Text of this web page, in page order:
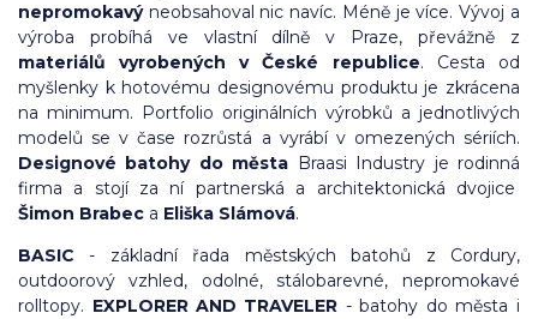
nepromokavý neobsahoval nic navíc. Méně je více. Vývoj a
výroba probíhá ve vlastní dílně v Praze, převážně z
materiálů vyrobených v České republice. Cesta od
myšlenky k hotovému designovému produktu je zkrácena
na minimum. Portfolio originálních výrobků a jednotlivých
modelů se v čase rozrůstá a vyrábí v omezených sériích.
Designové batohy do města Braasi Industry je rodinná
firma a stojí za ní partnerská a architektonická dvojice
Šimon Brabec a Eliška Slámová.
BASIC - základní řada městských batohů z Cordury,
outdoorový vzhled, odolné, stálobarevné, nepromokavé
rolltopy. EXPLORER AND TRAVELER - batohy do města i